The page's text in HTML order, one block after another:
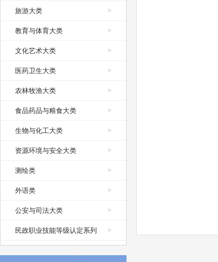
旅游大类 >
教育与体育大类 >
文化艺术大类 >
医药卫生大类 >
农林牧渔大类 >
食品药品与粮食大类 >
生物与化工大类 >
资源环境与安全大类 >
测绘类 >
外语类 >
公安与司法大类 >
民政职业技能等级认定系列 >